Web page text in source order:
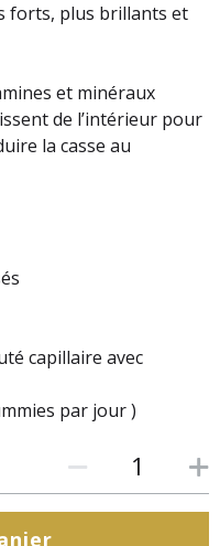
forts, plus brillants et
et minéraux
de l’intérieur pour
la casse au
capillaire avec
par jour )